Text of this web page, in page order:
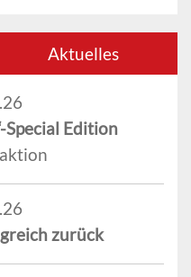
Aktuelles
Special Edition
zurück